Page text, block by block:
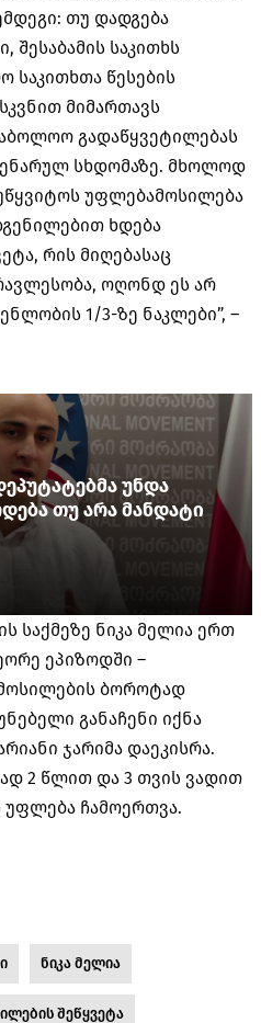
თუ დადგება
შესაბამის საკითხს
საკითხთა წესების
მიმართავს
გადაწყვეტილებას
სხდომაზე. მხოლოდ
უფლებამოსილება
ხდება
რის მიღებასაც
ოღონდ ეს არ
1/3-ზე ნაკლები”, –
უნდა
თუ არა მანდატი
საქმეზე ნიკა მელია ერთ
ეპიზოდში –
ბოროტად
განაჩენი იქნა
ჯარიმა დაეკისრა.
2 წლით და 3 თვის ვადით
უფლება ჩამოერთვა.
ნიკა მელია
შეწყვეტა